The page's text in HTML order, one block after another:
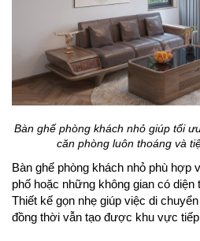
Bàn ghế phòng khách nhỏ giúp tối
căn phòng luôn thoáng và
Bàn ghế phòng khách nhỏ phù hợp
phố hoặc những không gian có diện
Thiết kế gọn nhẹ giúp việc di
đồng thời vẫn tạo được khu vực